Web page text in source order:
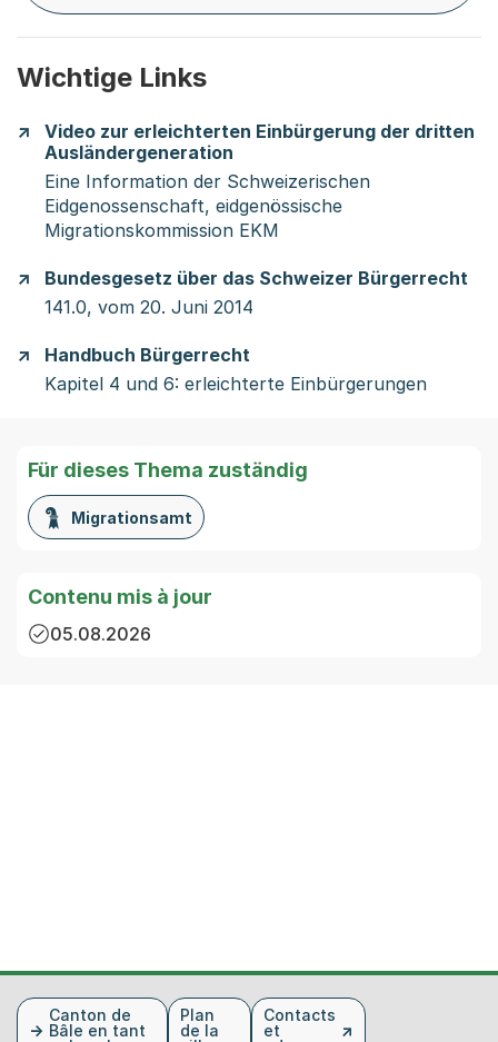
Wichtige Links
Video zur erleichterten Einbürgerung der dritten
Ausländergeneration
Eine Information der Schweizerischen
Eidgenossenschaft, eidgenössische
Migrationskommission EKM
Bundesgesetz über das Schweizer Bürgerrecht
141.0, vom 20. Juni 2014
Handbuch Bürgerrecht
Kapitel 4 und 6: erleichterte Einbürgerungen
Für dieses Thema zuständig
Migrationsamt
Contenu mis à jour
05.08.2026
FusszeileCanton de
Bâle en tant
Plan
de la
Contacts
et